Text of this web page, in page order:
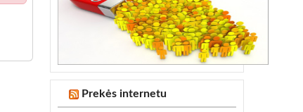
Prekės internetu